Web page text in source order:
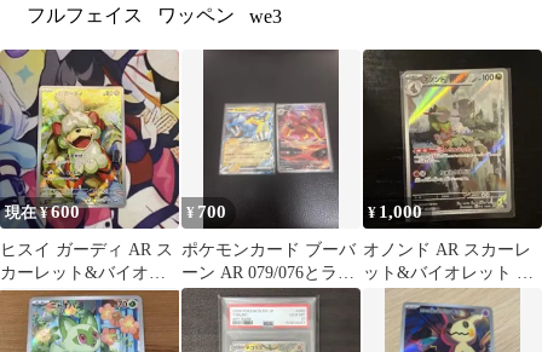
フルフェイス
ワッペン we3
現在 ¥600
ヒスイ ガーディ AR ス
カーレット&バイオレ
ット 強化拡張パック ク
リムゾン…
¥ 700
ポケモンカード ブーバ
ーン AR 079/076とライ
コウRR
¥ 1,000
オノンド AR スカーレ
ット&バイオレット 拡
ラー キラ…